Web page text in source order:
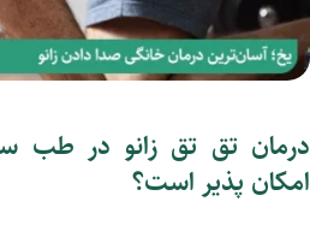
درمان تق تق زانو در طب
امکان پذیر است؟